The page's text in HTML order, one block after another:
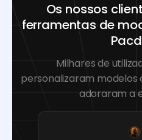
Os nossos
ferramentas de
Milhares de
personalizaram modelos
adoraram a